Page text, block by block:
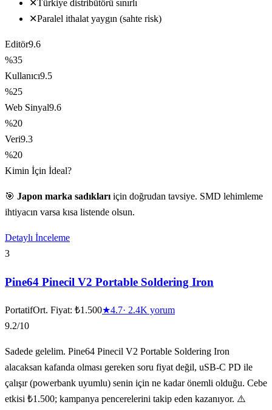
✕Türkiye distribütörü sınırlı
✕Paralel ithalat yaygın (sahte risk)
Editör9.6
%35
Kullanıcı9.5
%25
Web Sinyal9.6
%20
Veri9.3
%20
Kimin İçin İdeal?
🎯 Japon marka sadıkları için doğrudan tavsiye. SMD lehimleme
ihtiyacın varsa kısa listende olsun.
Detaylı İnceleme
3
Pine64 Pinecil V2 Portable Soldering Iron
PortatifOrt. Fiyat: ₺1.500★4.7· 2.4K yorum
9.2/10
Sadede gelelim. Pine64 Pinecil V2 Portable Soldering Iron
alacaksan kafanda olması gereken soru fiyat değil, uSB-C PD ile
çalışır (powerbank uyumlu) senin için ne kadar önemli olduğu. Cebe
etkisi ₺1.500; kampanya pencerelerini takip eden kazanıyor. ⚠️